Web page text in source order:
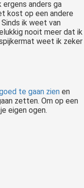
ergens anders ga
kost op een andere
ik weet van
nooit meer dat ik
weet ik zeker
te gaan zien en
zetten. Om op een
eigen ogen.